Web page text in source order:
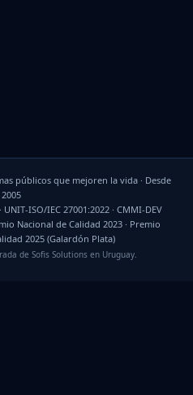
públicos que mejoren la vida · Desde
2005
UNIT-ISO/IEC 27001:2022 · CMMI-DEV
Nacional de Calidad 2023 · Premio
2025 (Galardón Plata)
de Sofis Solutions en Uruguay.